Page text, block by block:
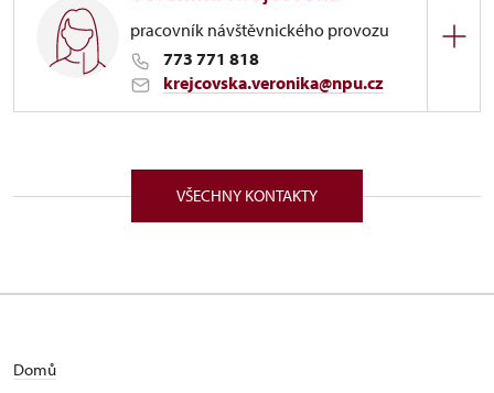
pracovník návštěvnického provozu
773 771 818
krejcovska.veronika@npu.cz
Zámek 1282/, Náchod 54701
VŠECHNY KONTAKTY
Domů